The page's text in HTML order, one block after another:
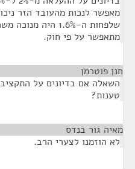
מאפשר לנכות מהעובד הזר
שלפחות ה-1.6%
מתאפשר על פי חוק.
חנן פוטרמן
השאלה אם בדיונים על
טענות?
מאיה גור בנדס
לא הוזמנו לצערי הרב.